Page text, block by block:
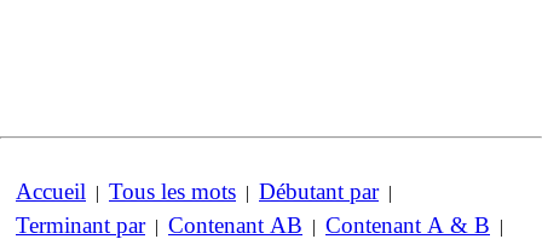
Accueil | Tous les mots | Débutant par|
Terminant par| Contenant AB | Contenant A & B |